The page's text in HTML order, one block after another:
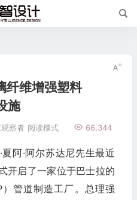
纤维增强塑料
施
察者 66,344
阅读模式
阿·阿尔苏达尼先生最近
开启了一家位于巴士拉的
管道制造工厂。总理强